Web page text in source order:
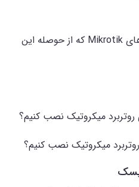
و بسیاری موارد دیگر از قابلیت‌های Mikrotik که از حوصله این
میکروتیک نصب کنیم؟